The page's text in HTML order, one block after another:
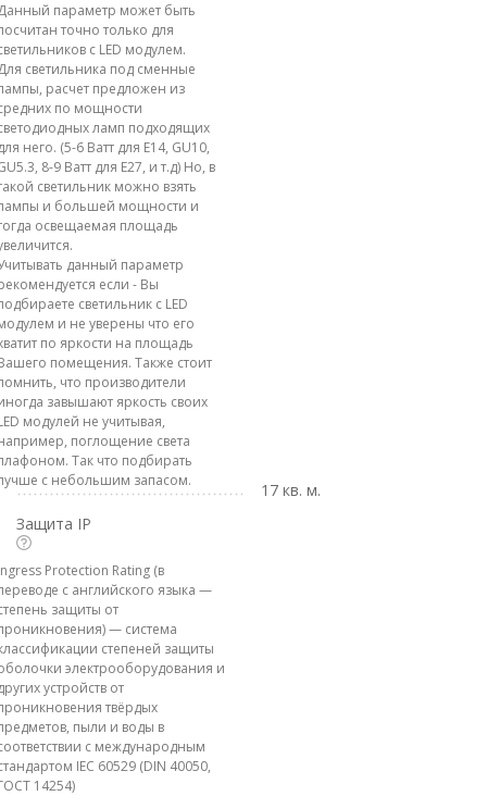
параметр может быть
точно только для
с LED модулем.
светильника под сменные
расчет предложен из
по мощности
ламп подходящих
него. (5-6 Ватт для E14, GU10,
8-9 Ватт для E27, и т.д) Но, в
светильник можно взять
и большей мощности и
освещаемая площадь
данный параметр
если - Вы
светильник с LED
и не уверены что его
по яркости на площадь
помещения. Также стоит
что производители
завышают яркость своих
модулей не учитывая,
поглощение света
Так что подбирать
с небольшим запасом.
17 кв. м.
Защита IP
Protection Rating (в
с английского языка —
защиты от
— система
степеней защиты
электрооборудования и
устройств от
твёрдых
пыли и воды в
с международным
IEC 60529 (DIN 40050,
14254)